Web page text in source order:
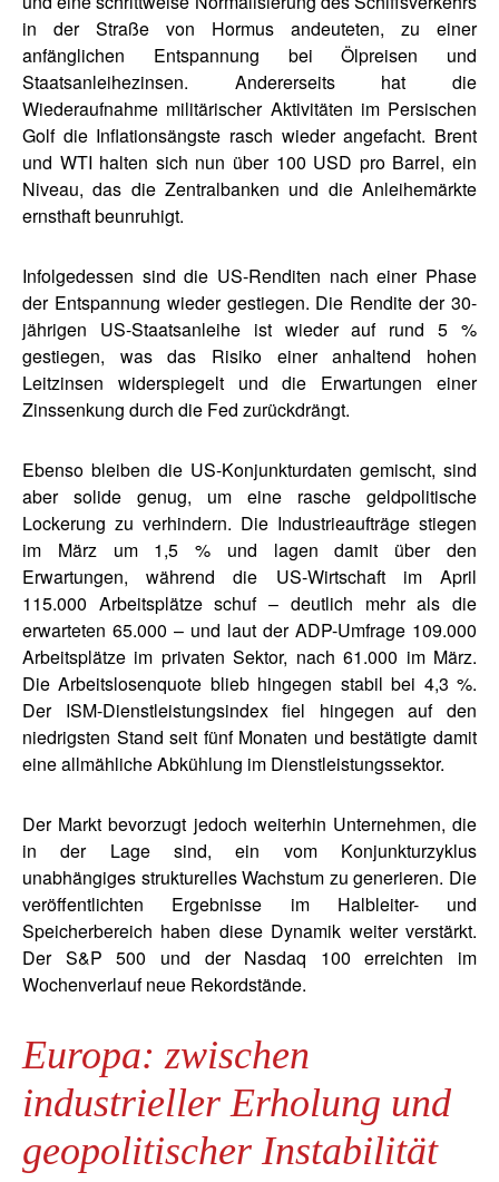
in der Straße von Hormus andeuteten, zu einer
anfänglichen Entspannung bei Ölpreisen und
Staatsanleihezinsen. Andererseits hat die
Wiederaufnahme militärischer Aktivitäten im Persischen
Golf die Inflationsängste rasch wieder angefacht. Brent
und WTI halten sich nun über 100 USD pro Barrel, ein
Niveau, das die Zentralbanken und die Anleihemärkte
ernsthaft beunruhigt.
Infolgedessen sind die US-Renditen nach einer Phase
der Entspannung wieder gestiegen. Die Rendite der 30-
jährigen US-Staatsanleihe ist wieder auf rund 5 %
gestiegen, was das Risiko einer anhaltend hohen
Leitzinsen widerspiegelt und die Erwartungen einer
Zinssenkung durch die Fed zurückdrängt.
Ebenso bleiben die US-Konjunkturdaten gemischt, sind
aber solide genug, um eine rasche geldpolitische
Lockerung zu verhindern. Die Industrieaufträge stiegen
im März um 1,5 % und lagen damit über den
Erwartungen, während die US-Wirtschaft im April
115.000 Arbeitsplätze schuf – deutlich mehr als die
erwarteten 65.000 – und laut der ADP-Umfrage 109.000
Arbeitsplätze im privaten Sektor, nach 61.000 im März.
Die Arbeitslosenquote blieb hingegen stabil bei 4,3 %.
Der ISM-Dienstleistungsindex fiel hingegen auf den
niedrigsten Stand seit fünf Monaten und bestätigte damit
eine allmähliche Abkühlung im Dienstleistungssektor.
Der Markt bevorzugt jedoch weiterhin Unternehmen, die
in der Lage sind, ein vom Konjunkturzyklus
unabhängiges strukturelles Wachstum zu generieren. Die
veröffentlichten Ergebnisse im Halbleiter- und
Speicherbereich haben diese Dynamik weiter verstärkt.
Der S&P 500 und der Nasdaq 100 erreichten im
Wochenverlauf neue Rekordstände.
Europa: zwischen
industrieller Erholung und
geopolitischer Instabilität